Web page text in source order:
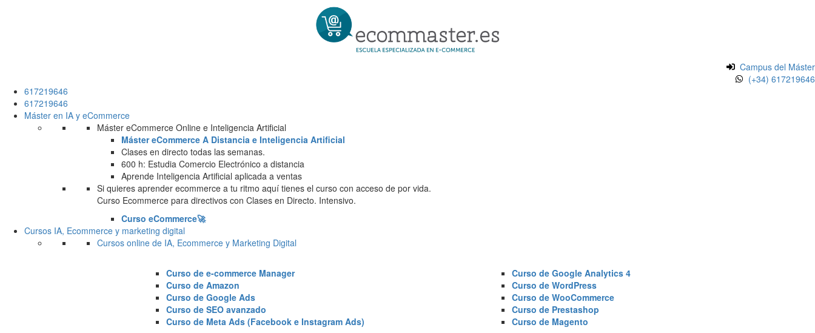
Campus del Máster
(+34) 617219646
617219646
617219646
Máster en IA y eCommerce
Máster eCommerce Online e Inteligencia Artificial
Máster eCommerce A Distancia e Inteligencia Artificial
Clases en directo todas las semanas.
600 h: Estudia Comercio Electrónico a distancia
Aprende Inteligencia Artificial aplicada a ventas
Si quieres aprender ecommerce a tu ritmo aquí tienes el curso con acceso de por vida.
Curso Ecommerce para directivos con Clases en Directo. Intensivo.
Curso eCommerce🚀
Cursos IA, Ecommerce y marketing digital
Cursos online de IA, Ecommerce y Marketing Digital
Curso de e-commerce Manager
Curso de Amazon
Curso de Google Ads
Curso de SEO avanzado
Curso de Meta Ads (Facebook e Instagram Ads)
Curso de Google Analytics 4
Curso de WordPress
Curso de WooCommerce
Curso de Prestashop
Curso de Magento